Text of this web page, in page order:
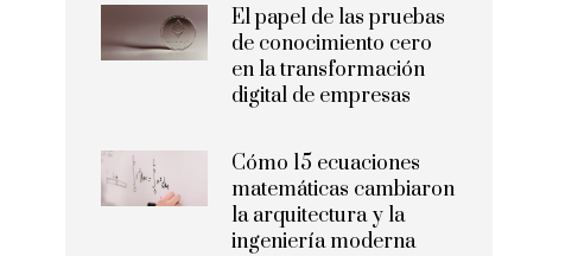
El papel de las pruebas
de conocimiento cero
en la transformación
digital de empresas
Cómo 15 ecuaciones
matemáticas cambiaron
la arquitectura y la
ingeniería moderna